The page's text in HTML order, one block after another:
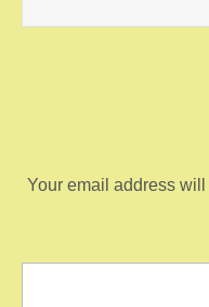
Your email address